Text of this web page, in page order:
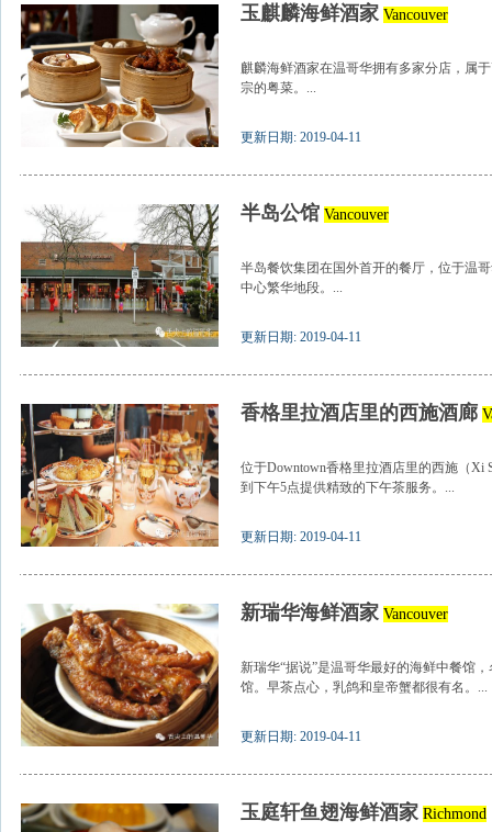
玉麒麟海鲜酒家 Vancouver
麒麟海鲜酒家在温哥华拥有多家分店，属
宗的粤菜。...
更新日期: 2019-04-11
半岛公馆 Vancouver
半岛餐饮集团在国外首开的餐厅，位于温
中心繁华地段。...
更新日期: 2019-04-11
香格里拉酒店里的西施酒廊
位于Downtown香格里拉酒店里的西施（Xi
到下午5点提供精致的下午茶服务。...
更新日期: 2019-04-11
新瑞华海鲜酒家 Vancouver
新瑞华“据说”是温哥华最好的海鲜中餐馆
馆。早茶点心，乳鸽和皇帝蟹都很有名。...
更新日期: 2019-04-11
玉庭轩鱼翅海鲜酒家 Richmond